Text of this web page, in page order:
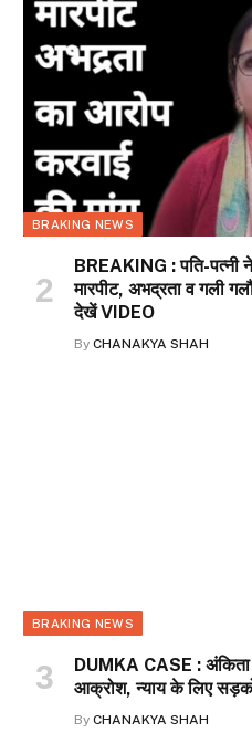
BRAKING NEWS
BREAKING : पति-पत्नी
मारपीट, अभद्रता व गली
देखें VIDEO
By CHANAKYA SHAH
BRAKING NEWS
DUMKA CASE : अंकिता
आक्रोश, न्याय के लिए
By CHANAKYA SHAH